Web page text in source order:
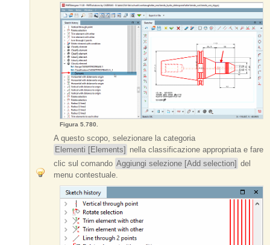
Figura 5.780.
A questo scopo, selezionare la categoria
Elementi [Elements] nella classificazione appropriata e fare
clic sul comando Aggiungi selezione [Add selection] del
menu contestuale.